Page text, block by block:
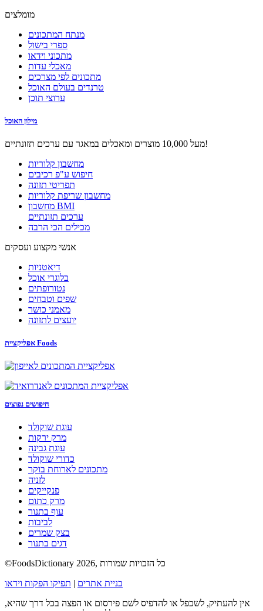
מומלצים
מנתח המתכונים
ספרי בישול
מתכוני וידאו
מאכלי עדות
מתכונים לפי מצרכים
טרנדים בעולם האוכל
ערוצי תוכן
מילון האוכל
מעל 10,000 מוצרים ומאכלים במאגר עם ערכים תזונתיים!
מחשבון קלוריות
חיפוש ע"פ רכיבים
תפריטי תזונה
מחשבון שריפת קלוריות
מחשבון BMI
ערכים תזונתיים
מכילים הכי הרבה
אנשי מקצוע ועסקים
דיאטניות
בלוגרי אוכל
נטורופתים
שפים וטבחים
מאמני כושר
יועצים לתזונה
אפליקציית Foods
חיפושים נפוצים
עוגת שוקולד
מרק ירקות
עוגת גבינה
כדורי שוקולד
מתכונים לארוחת בוקר
לזניה
פנקייקים
מרק כתום
עוף בתנור
לביבות
בצק שמרים
דגים בתנור
©FoodsDictionary 2026, כל הזכויות שמורות
בניית אתרים | תפיקו הפקות וידאו
אין להעתיק, לשכפל או להדפיס לשם פירסום או הפצה בכל דרך שהיא,